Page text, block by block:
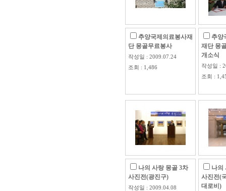
추양국제의료봉사재
단 몽골무료봉사
작성일 : 2009.07.24
조회 : 1,486
추양
재단 몽
개소식
작성일 :
조회 :
나의 사랑 몽골 3차
사진전(광진구)
작성일 : 2009.04.08
나의
사진전(
대로비)